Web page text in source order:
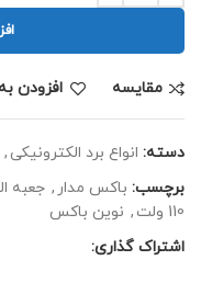
مقايسه افزودن
دسته: انواع برد الکترونیکی ,
برچسب: باکس مدار , جعبه
110 ولت
, نوین باکس
اشتراک گذاری: